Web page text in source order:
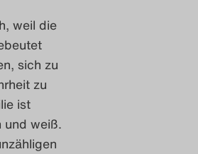
weil die
sich zu
zu
ist
weiß.